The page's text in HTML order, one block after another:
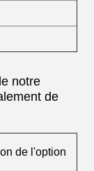
notre
de
de l'option